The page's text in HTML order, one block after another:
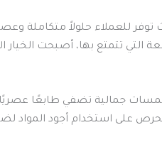
للعملاء حلولاً متكاملة
تتمتع بها، أصبحت الخيار
لمسات جمالية تضفي طابعًا
على استخدام أجود المواد